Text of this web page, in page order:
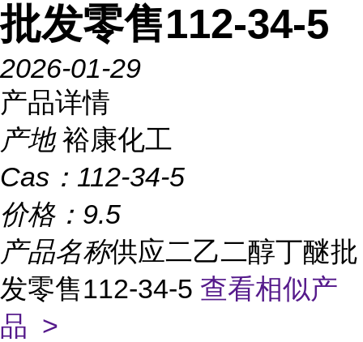
批发零售112-34-5
2026-01-29
产品详情
产地 裕康化工
Cas： 112-34-5
价格： 9.5
产品名称供应二乙二醇丁醚批
发零售112-34-5 查看相似产
品 >